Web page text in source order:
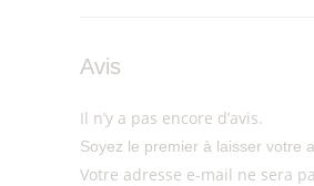
Avis
Il n’y a pas encore d’avis.
Soyez le premier à laisser votre
Votre adresse e-mail ne sera